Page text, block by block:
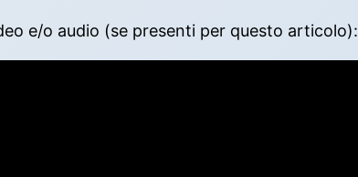
e/o audio (se presenti per questo articolo):